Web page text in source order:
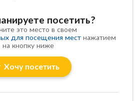
посетить?
это место в своем
для посещения мест нажатием
на кнопку ниже
Хочу посетить